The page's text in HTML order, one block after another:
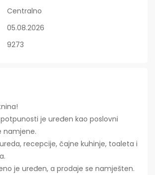
Centralno
05.08.2026
9273
je uređen kao poslovni
namjene.
recepcije, čajne kuhinje, toaleta i
je uređen, a prodaje se namješten.